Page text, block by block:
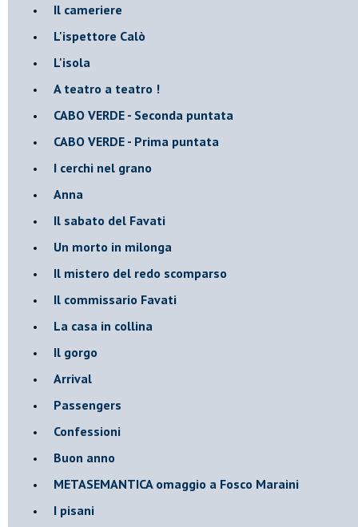
Il cameriere
L'ispettore Calò
L'isola
A teatro a teatro !
CABO VERDE - Seconda puntata
CABO VERDE - Prima puntata
I cerchi nel grano
Anna
Il sabato del Favati
Un morto in milonga
Il mistero del redo scomparso
Il commissario Favati
La casa in collina
Il gorgo
Arrival
Passengers
Confessioni
Buon anno
METASEMANTICA omaggio a Fosco Maraini
I pisani